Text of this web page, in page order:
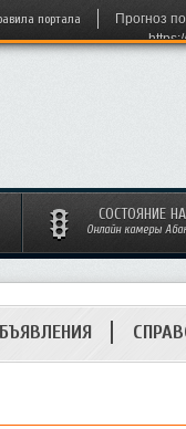
портала
Прогноз
СОСТОЯНИЕ
Онлайн камеры